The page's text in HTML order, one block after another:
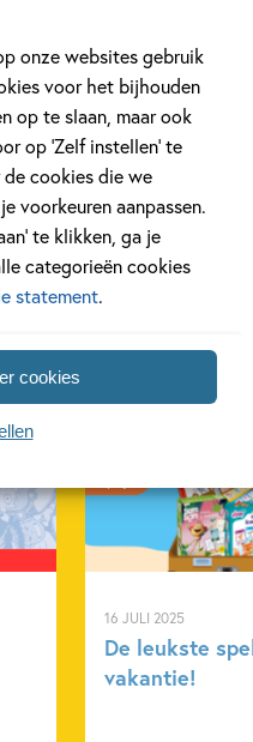
onze websites gebruik
voor het bijhouden
op te slaan, maar ook
op ‘Zelf instellen’ te
de cookies die we
voorkeuren aanpassen.
te klikken, ga je
categorieën cookies
statement.
cookies
humoristische
16 JULI 2025
De leukste
vakantie!